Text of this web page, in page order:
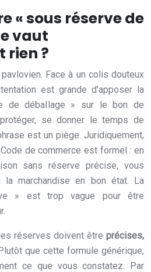
« sous réserve de
vaut
rien ?
Face à un colis douteux
est grande d’apposer la
de déballage » sur le bon de
se donner le temps de
est un piège. Juridiquement,
Code de commerce est formel : en
sans réserve précise, vous
la marchandise en bon état. La
» est trop vague pour être
réserves doivent être précises,
que cette formule générique,
ce que vous constatez. Par